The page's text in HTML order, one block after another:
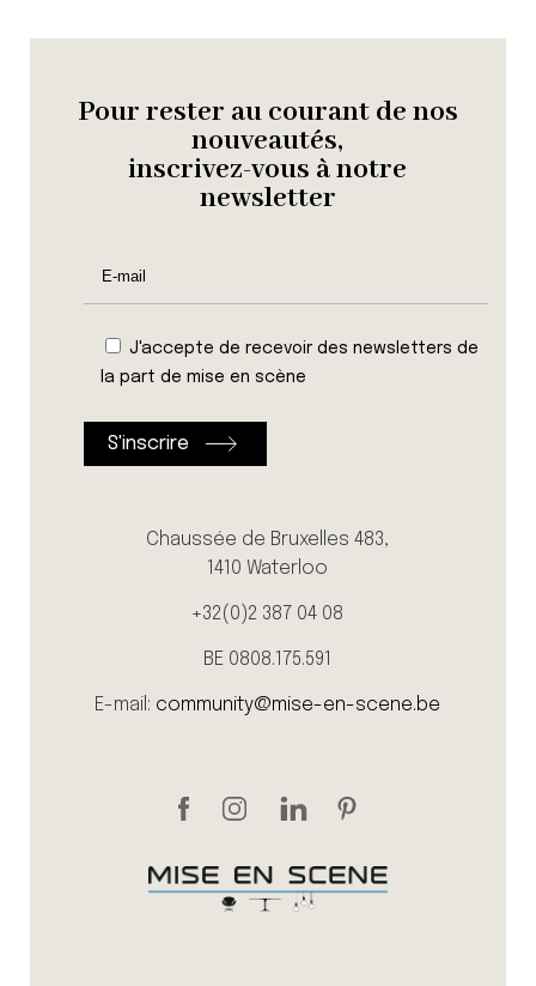
Pour rester au courant de nos
nouveautés,
inscrivez-vous à notre
newsletter
J'accepte de recevoir des newsletters de
la part de mise en scène
Chaussée de Bruxelles 483,
1410 Waterloo
+32(0)2 387 04 08
BE 0808.175.591
E-mail: community@mise-en-scene.be